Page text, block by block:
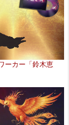
ーカー「鈴木恵